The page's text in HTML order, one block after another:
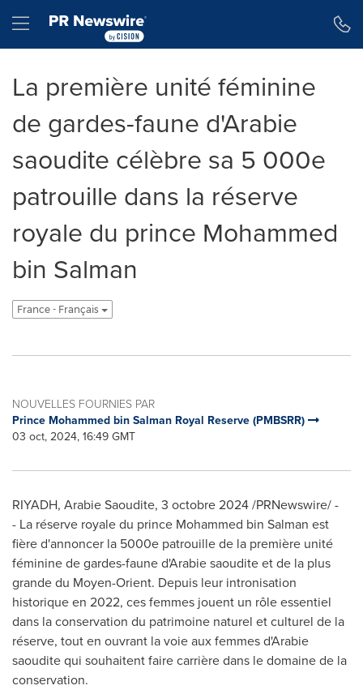
Hamburger menu
La première unité féminine
de gardes-faune d'Arabie
saoudite célèbre sa 5 000e
patrouille dans la réserve
royale du prince Mohammed
bin Salman
France - Français
NOUVELLES FOURNIES PAR
Prince Mohammed bin Salman Royal Reserve (PMBSRR)
03 oct, 2024, 16:49 GMT
RIYADH, Arabie Saoudite, 3 octobre 2024/PRNewswire/ -
- La réserve royale du prince Mohammed bin Salman est
fière d'annoncer la 5000e patrouille de la première unité
féminine de gardes-faune d'Arabie saoudite et de la plus
grande du Moyen-Orient. Depuis leur intronisation
historique en 2022, ces femmes jouent un rôle essentiel
dans la conservation du patrimoine naturel et culturel de la
réserve, tout en ouvrant la voie aux femmes d'Arabie
saoudite qui souhaitent faire carrière dans le domaine de la
conservation.